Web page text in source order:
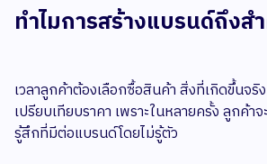
ทำไมการสร้างแบรนด์ถึง
เวลาลูกค้าต้องเลือกซื้อสินค้า สิ่งที่เกิดขึ้นจริ
เปรียบเทียบราคา เพราะในหลายครั้ง ลูกค้า
รู้สึกที่มีต่อแบรนด์โดยไม่รู้ตัว